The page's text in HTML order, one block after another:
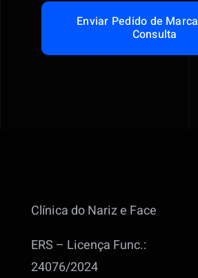
Enviar Pedido de
Consulta
Clínica do Nariz e Face
ERS – Licença Func.:
24076/2024